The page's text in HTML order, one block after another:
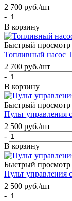
2 700 руб./шт
-
В корзину
Быстрый просмотр
Топливный насос
2 700 руб./шт
-
В корзину
Быстрый просмотр
Пульт
2 500 руб./шт
-
В корзину
Быстрый просмотр
Пульт управления
2 500 руб./шт
-